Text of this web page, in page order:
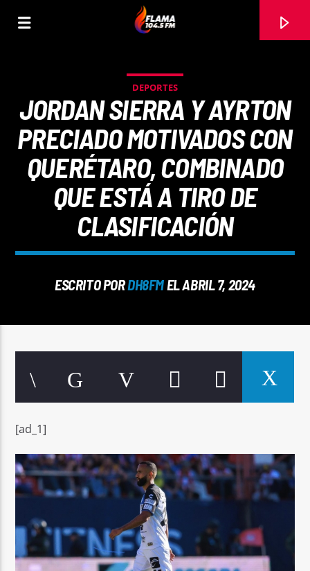
Señal FM
DEPORTES
JORDAN SIERRA Y AYRTON
PRECIADO MOTIVADOS CON
QUERÉTARO, COMBINADO
QUE ESTÁ A TIRO DE
CLASIFICACIÓN
ESCRITO PORDH8FMEL ABRIL 7, 2024
[ad_1]